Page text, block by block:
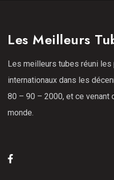
Les Meilleurs
Les meilleurs tubes réuni
internationaux dans les
80 – 90 – 2000, et ce venant
monde.